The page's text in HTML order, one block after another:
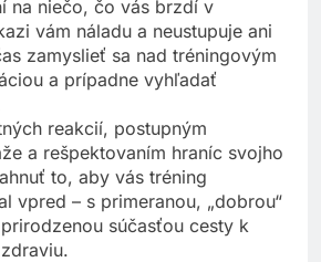
na niečo, čo vás brzdí v
vám náladu a neustupuje ani
zamyslieť sa nad tréningovým
a prípadne vyhľadať
reakcií, postupným
a rešpektovaním hraníc svojho
to, aby vás tréning
vpred – s primeranou, „dobrou“
súčasťou cesty k